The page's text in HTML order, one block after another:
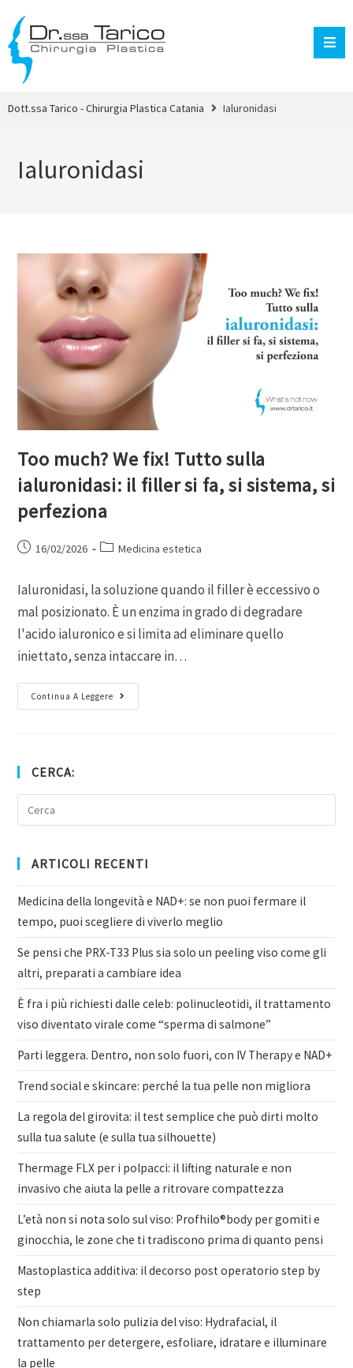
Dott.ssa Tarico - Chirurgia Plastica Catania Ialuronidasi
Ialuronidasi
Too much? We fix! Tutto sulla
ialuronidasi: il filler si fa, si sistema, si
perfeziona
16/02/2026 Medicina estetica
Ialuronidasi, la soluzione quando il filler è eccessivo o
mal posizionato. È un enzima in grado di degradare
l'acido ialuronico e si limita ad eliminare quello
iniettato, senza intaccare in…
Continua A Leggere
CERCA:
ARTICOLI RECENTI
Medicina della longevità e NAD+: se non puoi fermare il
tempo, puoi scegliere di viverlo meglio
Se pensi che PRX-T33 Plus sia solo un peeling viso come gli
altri, preparati a cambiare idea
È fra i più richiesti dalle celeb: polinucleotidi, il trattamento
viso diventato virale come “sperma di salmone”
Parti leggera. Dentro, non solo fuori, con IV Therapy e NAD+
Trend social e skincare: perché la tua pelle non migliora
La regola del girovita: il test semplice che può dirti molto
sulla tua salute (e sulla tua silhouette)
Thermage FLX per i polpacci: il lifting naturale e non
invasivo che aiuta la pelle a ritrovare compattezza
L’età non si nota solo sul viso: Profhilo®body per gomiti e
ginocchia, le zone che ti tradiscono prima di quanto pensi
Mastoplastica additiva: il decorso post operatorio step by
step
Non chiamarla solo pulizia del viso: Hydrafacial, il
trattamento per detergere, esfoliare, idratare e illuminare
la pelle